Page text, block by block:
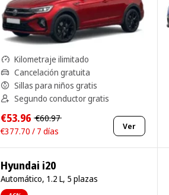
Kilometraje ilimitado
Cancelación gratuita
Sillas para niños gratis
Segundo conductor gratis
€53.96 €60.97
€377.70 / 7 días
Ver
Hyundai i20
Automático, 1.2 L, 5 plazas